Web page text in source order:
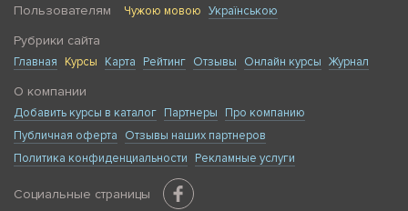
Пользователям Чужою мовою Українською
Рубрики сайта
Главная Курсы Карта Рейтинг Отзывы Онлайн курсы Журнал
О компании
Добавить курсы в каталог Партнеры
Про компанию
Публичная оферта
Отзывы наших партнеров
Политика конфиденциальности
Рекламные услуги
Социальные страницы